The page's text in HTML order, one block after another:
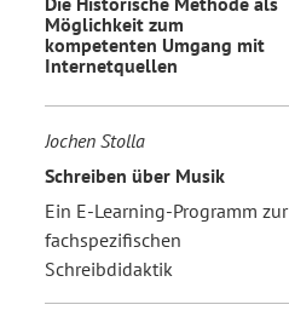
Möglichkeit zum
kompetenten Umgang mit
Internetquellen
Jochen Stolla
Schreiben über Musik
Ein E-Learning-Programm zur
fachspezifischen
Schreibdidaktik